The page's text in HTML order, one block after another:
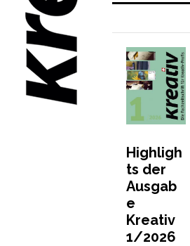
Highligh
ts der
Ausgab
e
Kreativ
1/2026